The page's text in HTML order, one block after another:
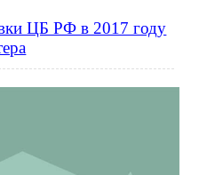
ЦБ РФ в 2017 году